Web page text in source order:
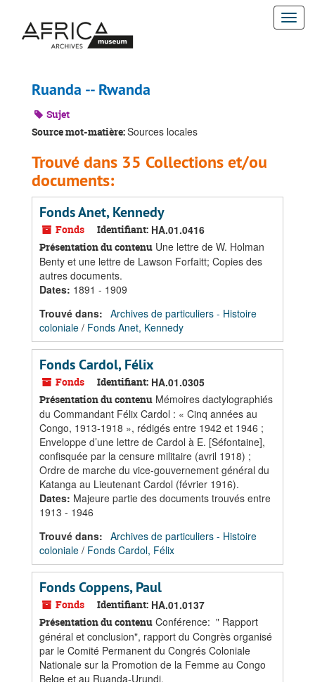
contenu
Ruanda -- Rwanda
Sujet
Source mot-matière:Sources locales
Trouvé dans 35 Collections et/ou
documents:
Fonds Anet, Kennedy
Fonds Identifiant: HA.01.0416
Présentation du contenu Une lettre de W. Holman
Benty et une lettre de Lawson Forfaitt; Copies des
autres documents.
Dates: 1891 - 1909
Trouvé dans: Archives de particuliers - Histoire
coloniale / Fonds Anet, Kennedy
Fonds Cardol, Félix
Fonds Identifiant: HA.01.0305
Présentation du contenu Mémoires dactylographiés
du Commandant Félix Cardol : « Cinq années au
Congo, 1913-1918 », rédigés entre 1942 et 1946 ;
Enveloppe d’une lettre de Cardol à E. [Séfontaine],
confisquée par la censure militaire (avril 1918) ;
Ordre de marche du vice-gouvernement général du
Katanga au Lieutenant Cardol (février 1916).
Dates: Majeure partie des documents trouvés entre
1913 - 1946
Trouvé dans: Archives de particuliers - Histoire
coloniale / Fonds Cardol, Félix
Fonds Coppens, Paul
Fonds Identifiant: HA.01.0137
Présentation du contenu Conférence: " Rapport
général et conclusion", rapport du Congrès organisé
par le Comité Permanent du Congrés Coloniale
Nationale sur la Promotion de la Femme au Congo
Belge et au Ruanda-Urundi.